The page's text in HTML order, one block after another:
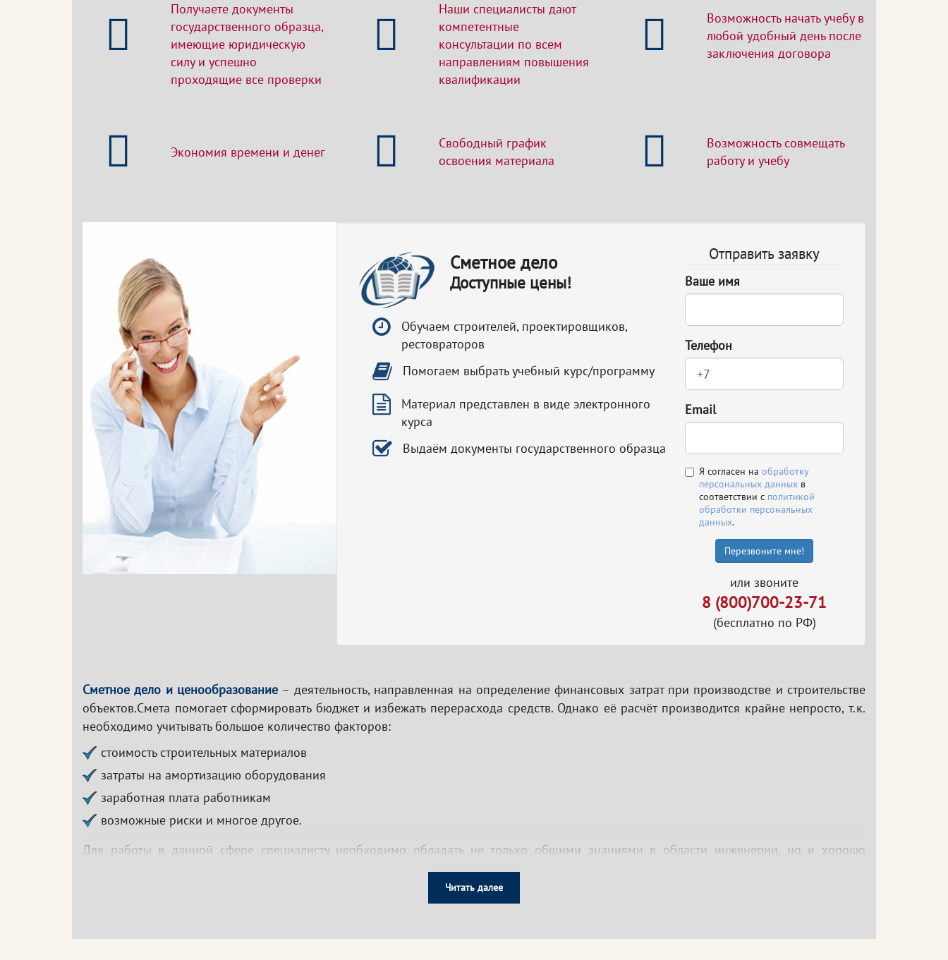
Получаете документы
государственного образца,
имеющие юридическую
силу и успешно
проходящие все проверки
Наши специалисты дают
компетентные
консультации по всем
направлениям повышения
квалификации
Возможность начать учебу в
любой удобный день после
заключения договора
Экономия времени и денег
Свободный график
освоения материала
Возможность совмещать
работу и учебу
Сметное дело
Доступные цены!
Обучаем строителей, проектировщиков,
рестовраторов
Помогаем выбрать учебный курс/программу
Материал представлен в виде электронного
курса
Выдаём документы государственного образца
Отправить заявку
Ваше имя
Телефон
Email
Я согласен на обработку
персональных данных в
соответствии с политикой
обработки персональных
данных.
Перезвоните мне!
или звоните
8 (800)700-23-71
(бесплатно по РФ)
Сметное дело и ценообразование – деятельность, направленная на определение финансовых затрат при производстве и строительстве
объектов.Смета помогает сформировать бюджет и избежать перерасхода средств. Однако её расчёт производится крайне непросто, т.к.
необходимо учитывать большое количество факторов:
стоимость строительных материалов
затраты на амортизацию оборудования
заработная плата работникам
возможные риски и многое другое.
Для работы в данной сфере специалисту необходимо обладать не только общими знаниями в области инженерии, но и хорошо
разбираться в бухгалтерии, строительстве, механизме ценообразования, уметь читать схемы и проекты.
Образовательный портал «Эксперт» предлагает пройти кусы дополнительного профессионального образования с целью соответствия
Читать далее